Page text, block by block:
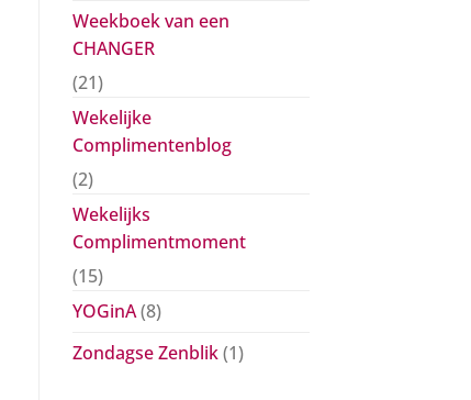
Weekboek van een
CHANGER
(21)
Wekelijke
Complimentenblog
(2)
Wekelijks
Complimentmoment
(15)
YOGinA(8)
Zondagse Zenblik(1)